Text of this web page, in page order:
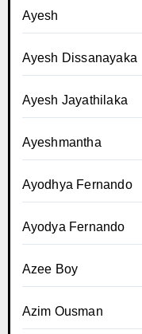
Ayesh
Ayesh Dissanayaka
Ayesh Jayathilaka
Ayeshmantha
Ayodhya Fernando
Ayodya Fernando
Azee Boy
Azim Ousman